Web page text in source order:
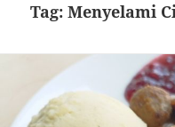
Tag:Menyelami